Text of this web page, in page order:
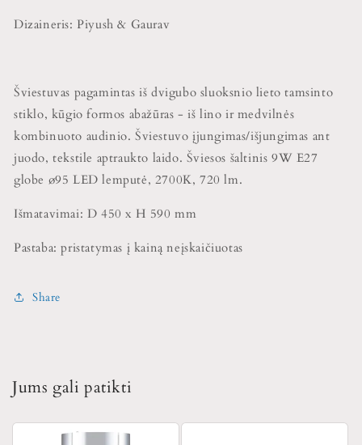
Dizaineris: Piyush & Gaurav
Šviestuvas pagamintas iš dvigubo sluoksnio lieto tamsinto
stiklo, kūgio formos abažūras - iš lino ir medvilnės
kombinuoto audinio. Šviestuvo įjungimas/išjungimas ant
juodo, tekstile aptraukto laido. Šviesos šaltinis 9W E27
globe ø95 LED lemputė, 2700K, 720 lm.
Išmatavimai: D 450 x H 590 mm
Pastaba: pristatymas į kainą neįskaičiuotas
Share
Jums gali patikti